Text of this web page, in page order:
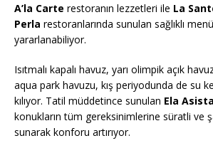
A’la Carte restoranın lezzetleri ile La
Perla restoranlarında sunulan sağlıklı
yararlanabiliyor.
Isıtmalı kapalı havuz, yarı olimpik açık
aqua park havuzu, kış periyodunda de su
kılıyor. Tatil müddetince sunulan Ela
konukların tüm gereksinimlerine süratli ve
sunarak konforu artırıyor.